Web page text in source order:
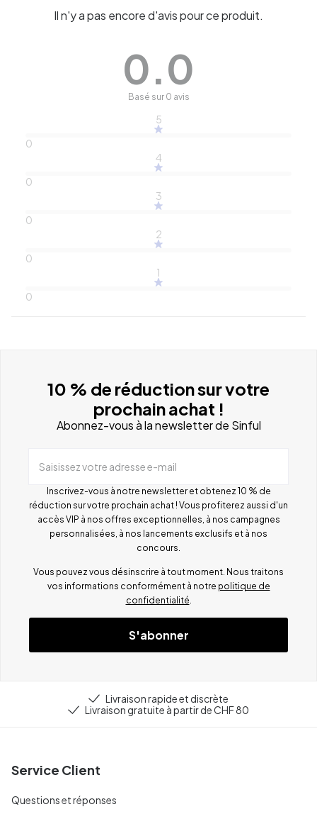
Il n'y a pas encore d'avis pour ce produit.
0.0
Basé sur 0 avis
5
0
4
0
3
0
2
0
1
0
10 % de réduction sur votre
prochain achat !
Abonnez-vous à la newsletter de Sinful
Saisissez votre adresse e-mail
Inscrivez-vous à notre newsletter et obtenez 10 % de
réduction sur votre prochain achat ! Vous profiterez aussi d'un
accès VIP à nos offres exceptionnelles, à nos campagnes
personnalisées, à nos lancements exclusifs et à nos
concours.
Vous pouvez vous désinscrire à tout moment. Nous traitons
vos informations conformément à notre politique de
confidentialité
S'abonner
Livraison rapide et discrète
Livraison gratuite à partir de CHF 80
Service Client
Questions et réponses